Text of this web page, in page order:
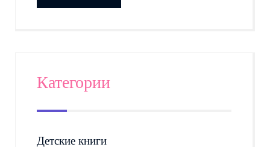
Категории
Детские книги